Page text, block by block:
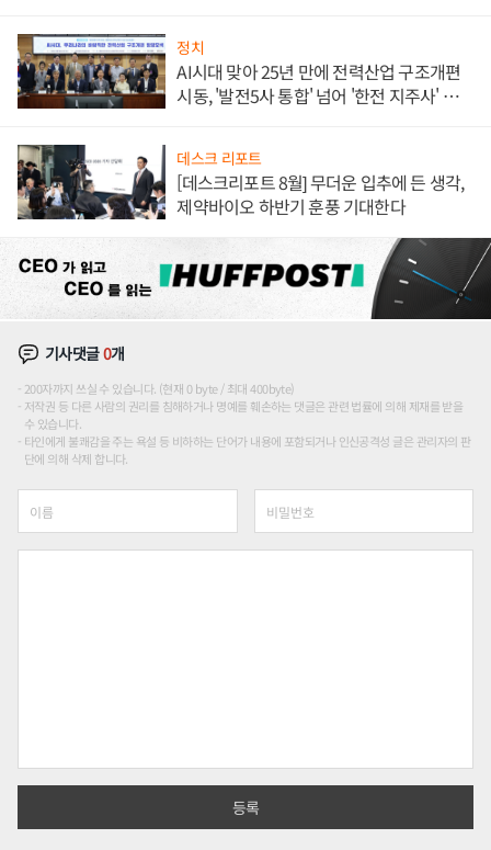
정치
AI시대 맞아 25년 만에 전력산업 구조개편
시동, '발전5사 통합' 넘어 '한전 지주사' 재편
데스크 리포트
[데스크리포트 8월] 무더운 입추에 든 생각,
제약바이오 하반기 훈풍 기대한다
기사댓글0개
200자까지 쓰실 수 있습니다. (현재 0 byte / 최대 400byte)
저작권 등 다른 사람의 권리를 침해하거나 명예를 훼손하는 댓글은 관련 법률에 의해 제재를 받을
수 있습니다.
타인에게 불쾌감을 주는 욕설 등 비하하는 단어가 내용에 포함되거나 인신공격성 글은 관리자의 판
단에 의해 삭제 합니다.